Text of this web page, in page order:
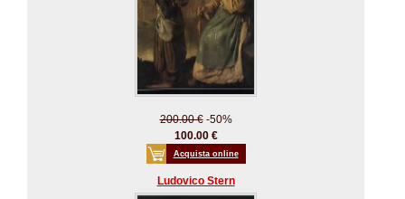
200.00 €-50%
100.00 €
Acquista online
Ludovico Stern